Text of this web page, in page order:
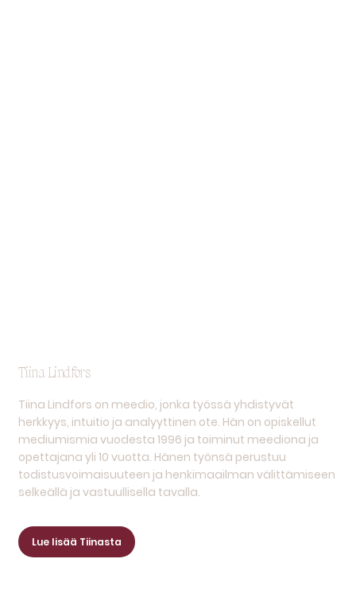
Tiina Lindfors
Tiina Lindfors on meedio, jonka työssä yhdistyvät
herkkyys, intuitio ja analyyttinen ote. Hän on opiskellut
mediumismia vuodesta 1996 ja toiminut meediona ja
opettajana yli 10 vuotta. Hänen työnsä perustuu
todistusvoimaisuuteen ja henkimaailman välittämiseen
selkeällä ja vastuullisella tavalla.
Lue lisää Tiinasta